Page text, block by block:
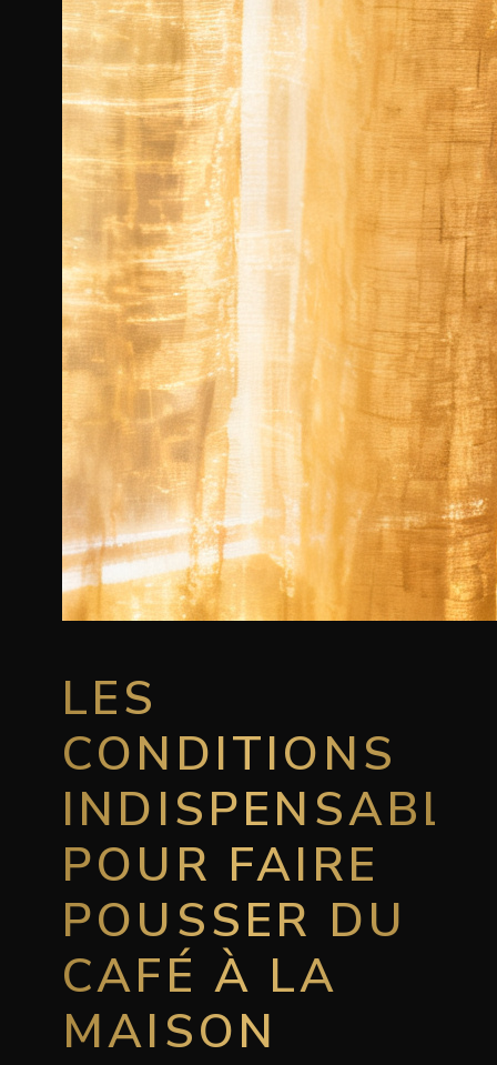
LES
CONDITIONS
POUR FAIRE
POUSSER DU
CAFÉ À LA
MAISON